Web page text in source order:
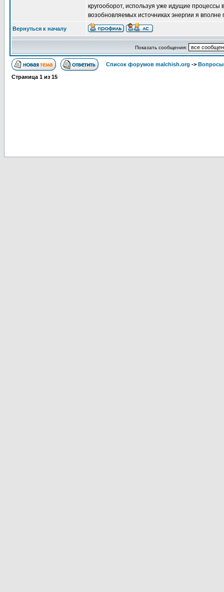
кругооборот, используя уже идущие
возобновляемых источниках энергии я
Вернуться к началу
Показать сообщения:
Список форумов malchish.org -> Вопросы
Страница 1 из 15